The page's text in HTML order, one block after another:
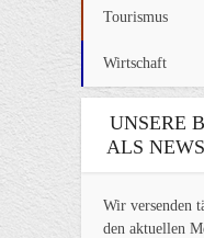
Tourismus
Wirtschaft
UNSERE
ALS
Wir versenden
den aktuellen